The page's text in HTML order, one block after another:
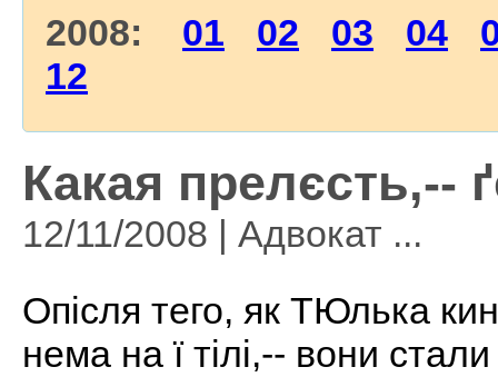
2008: 01 02 03 04
12
Какая прелєсть,--
12/11/2008 | Адвокат ...
Опісля тего, як ТЮлька
нема на ї тілі,-- вони